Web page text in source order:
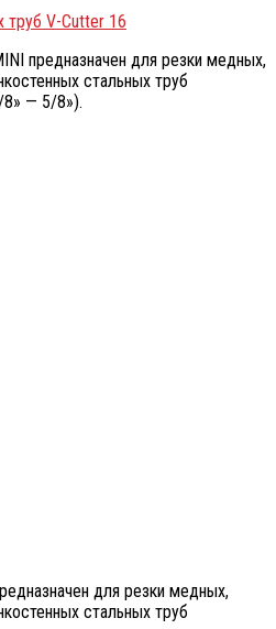
труб V-Cutter 16
предназначен для резки медных,
стальных труб
— 5/8»).
для резки медных,
стальных труб